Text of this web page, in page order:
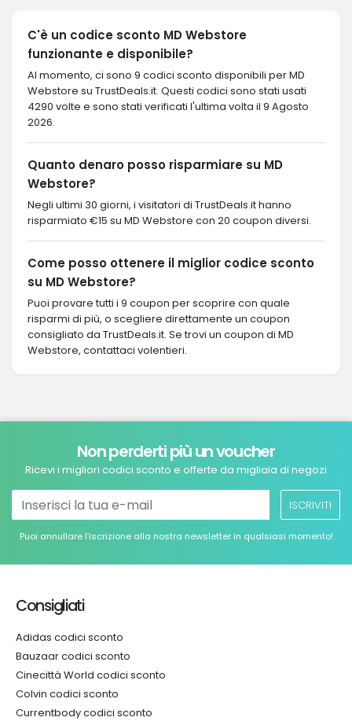
C'è un codice sconto MD Webstore
funzionante e disponibile?
Al momento, ci sono 9 codici sconto disponibili per MD
Webstore su TrustDeals.it. Questi codici sono stati usati
4290 volte e sono stati verificati l'ultima volta il 9 Agosto
2026.
Quanto denaro posso risparmiare su MD
Webstore?
Negli ultimi 30 giorni, i visitatori di TrustDeals.it hanno
risparmiato €15 su MD Webstore con 20 coupon diversi.
Come posso ottenere il miglior codice sconto
su MD Webstore?
Puoi provare tutti i 9 coupon per scoprire con quale
risparmi di più, o scegliere direttamente un coupon
consigliato da TrustDeals.it. Se trovi un coupon di MD
Webstore, contattaci volentieri.
Non perderti più un voucher
Ricevi i migliori codici sconto e offerte da migliaia di negozi
ISCRIVITI
Puoi annullare l’iscrizione alla nostra newsletter in qualsiasi momento!
Consigliati
Adidas codici sconto
Bauzaar codici sconto
Cinecittà World codici sconto
Colvin codici sconto
Currentbody codici sconto